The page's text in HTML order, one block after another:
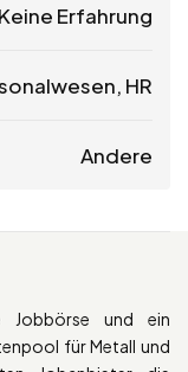
Keine Erfahrung
HR
Andere
Jobbörse und ein
für Metall und